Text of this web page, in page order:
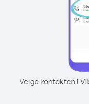
Velge kontakten i